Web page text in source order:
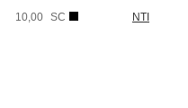
10,00 SC NTI